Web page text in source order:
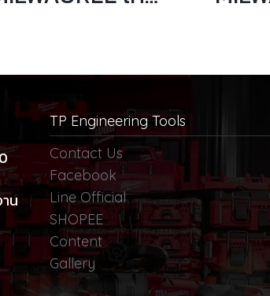
น
TP Engineering Tools
Contact Us
Facebook
Line Official
SHOPEE
Content
Gallery